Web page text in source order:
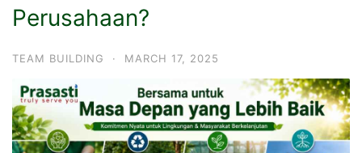
Perusahaan?
TEAM BUILDING · MARCH 17, 2025